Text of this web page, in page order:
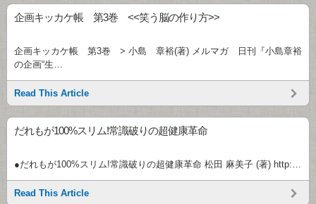
企画キッカケ帳 第3巻 <<笑う脳の作り方>>
企画キッカケ帳 第3巻 > 小島 章裕(著) メルマガ 日刊『小島章裕
の企画“生…
Read This Article
だれもが100%スリム!常識破りの超健康革命
●だれもが100%スリム!常識破りの超健康革命 松田 麻美子 (著) http:…
Read This Article